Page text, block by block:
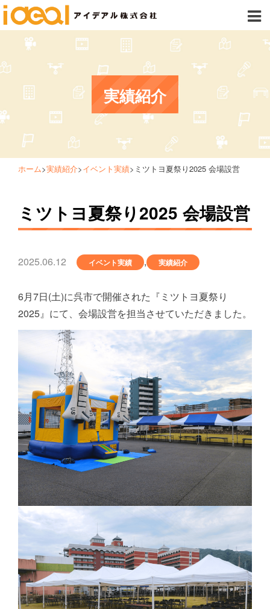
実績紹介
ホーム>実績紹介>イベント実績> ミツトヨ夏祭り2025 会場設営
ミツトヨ夏祭り2025 会場設営
2025.06.12 イベント実績 , 実績紹介
6月7日(土)に呉市で開催された『ミツトヨ夏祭り
2025』にて、会場設営を担当させていただきました。